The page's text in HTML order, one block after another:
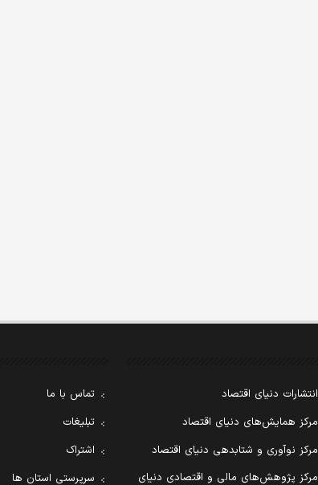
انتشارات دنیای اقتصاد
مرکز همایش‌های دنیای اقتصاد
مرکز نوآوری و شتابدهی دنیای اقتصاد
مرکز پژوهش‌های مالی و اقتصادی دنیای
تماس با ما
تبلیغات
اشتراک
سرپرستی استان ها